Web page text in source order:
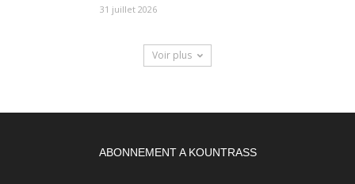
31 juillet 2026
Voir plus
ABONNEMENT A KOUNTRASS